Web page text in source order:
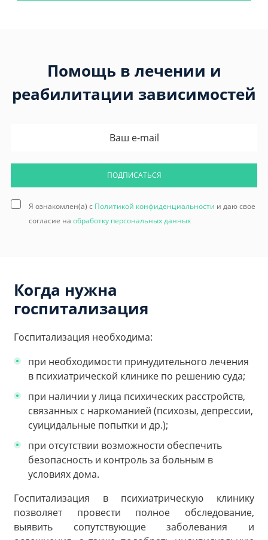
Помощь в лечении и
реабилитации зависимостей
ПОДПИСАТЬСЯ
Я ознакомлен(а) с Политикой конфиденциальности и даю свое
согласие на обработку персональных данных
Когда нужна
госпитализация
Госпитализация необходима:
при необходимости принудительного лечения
в психиатрической клинике по решению суда;
при наличии у лица психических расстройств,
связанных с наркоманией (психозы, депрессии,
суицидальные попытки и др.);
при отсутствии возможности обеспечить
безопасность и контроль за больным в
условиях дома.
Госпитализация в психиатрическую клинику
позволяет провести полное обследование,
выявить сопутствующие заболевания и